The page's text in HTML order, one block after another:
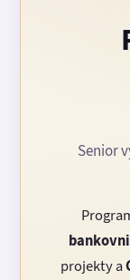
Senior
projekty a